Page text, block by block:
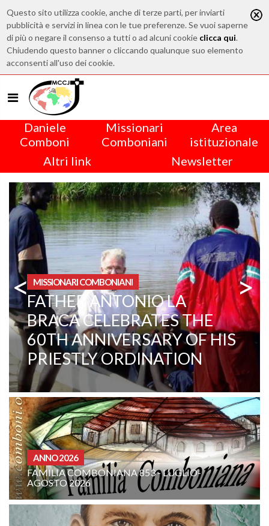
Questo sito utilizza cookie, anche di terze parti, per inviarti
pubblicità e servizi in linea con le tue preferenze. Se vuoi saperne
di più o negare il consenso a tutti o ad alcuni cookie clicca qui.
Chiudendo questo banner o cliccando qualunque suo elemento
acconsenti all'uso dei cookie.
Daniele
Comboni
Missionari
Comboniani
Area
istituzionale
Altri link
Newsletter
< AREA ISTITUZIONALE
CENTRAL AFRICAN
REPUBLIC. A CHANGE IN
MENTALITY
>
853 - LUGLIO-
CURIA - (NOTIZIE-NEWS)
INTENZIONE DI
COMBONIANA: AGOSTO